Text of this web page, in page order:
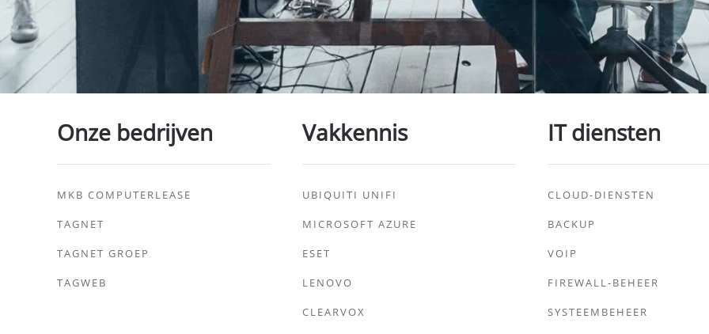
Onze bedrijven
MKB COMPUTERLEASE
TAGNET
TAGNET GROEP
TAGWEB
Vakkennis
UBIQUITI UNIFI
MICROSOFT AZURE
ESET
LENOVO
CLEARVOX
IT diensten
CLOUD-DIENSTEN
BACKUP
VOIP
FIREWALL-BEHEER
SYSTEEMBEHEER